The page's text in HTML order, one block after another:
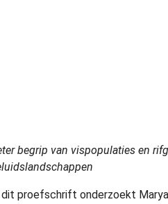
begrip van vispopulaties en
dit proefschrift onderzoekt